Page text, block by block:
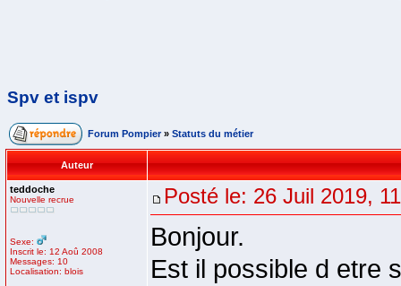
Spv et ispv
Forum Pompier » Statuts du métier
Auteur
teddoche
Nouvelle recrue
Sexe:
Inscrit le: 12 Aoû 2008
Messages: 10
Localisation: blois
Posté le: 26 Juil 2019,
Bonjour.
Est il possible d etre